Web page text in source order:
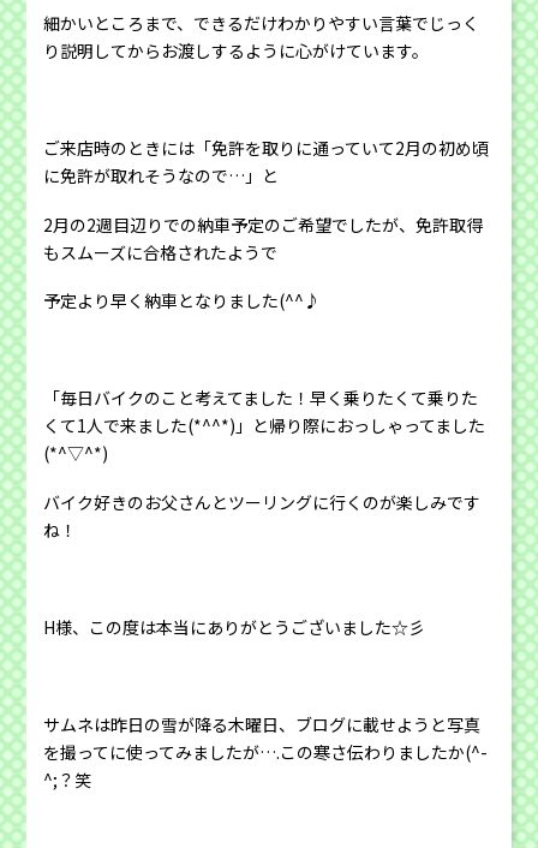
細かいところまで、できるだけわかりやすい言葉でじっく
り説明してからお渡しするように心がけています。
ご来店時のときには「免許を取りに通っていて2月の初め頃
に免許が取れそうなので…」と
2月の2週目辺りでの納車予定のご希望でしたが、免許取得
もスムーズに合格されたようで
予定より早く納車となりました(^^♪
「毎日バイクのこと考えてました！早く乗りたくて乗りた
くて1人で来ました(*^^*)」と帰り際におっしゃってました
(*^▽^*)
バイク好きのお父さんとツーリングに行くのが楽しみです
ね！
H様、この度は本当にありがとうございました☆彡
サムネは昨日の雪が降る木曜日、ブログに載せようと写真
を撮ってに使ってみましたが….この寒さ伝わりましたか(^-
^;？笑